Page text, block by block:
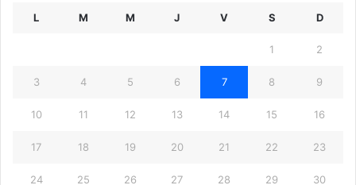
L M M J V S D
1 2
3 4 5 6 7 8 9
10 11 12 13 14 15 16
17 18 19 20 21 22 23
24 25 26 27 28 29 30